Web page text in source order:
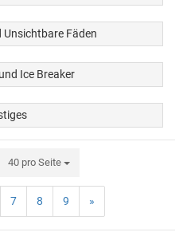
Fäden
Ice Breaker
40 pro Seite
7 8 9 »